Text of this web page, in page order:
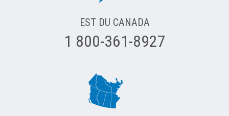
EST DU CANADA
1 800-361-8927